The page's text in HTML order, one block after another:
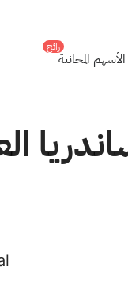
الأسهم المجانية
رائج